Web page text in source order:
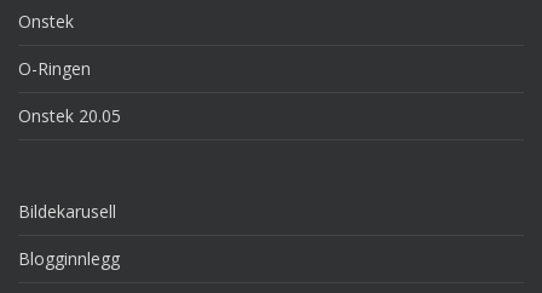
Onstek
O-Ringen
Onstek 20.05
Bildekarusell
Blogginnlegg